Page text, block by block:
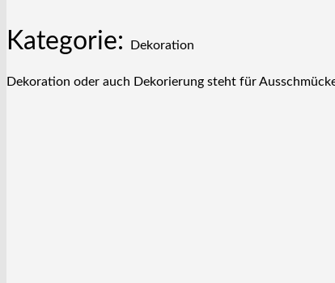
Kategorie: Dekoration
Dekoration oder auch Dekorierung steht für